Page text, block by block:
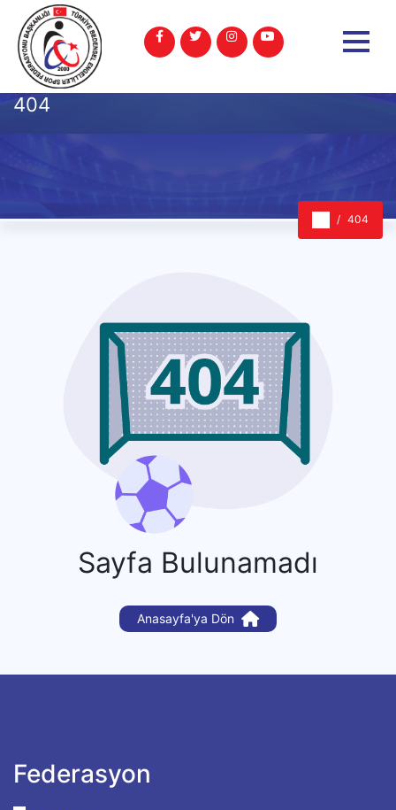
404
404
Sayfa Bulunamadı
Anasayfa'ya Dön
Federasyon